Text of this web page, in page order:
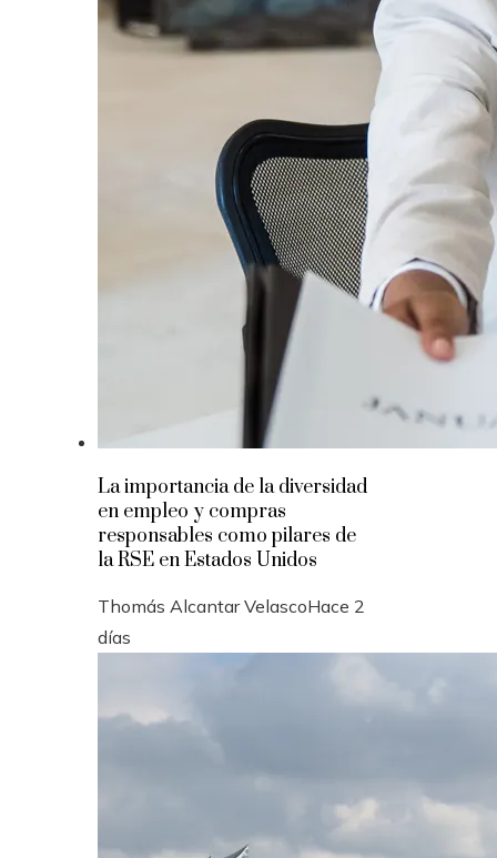
La importancia de la diversidad
en empleo y compras
responsables como pilares de
la RSE en Estados Unidos
Thomás Alcantar VelascoHace 2
días